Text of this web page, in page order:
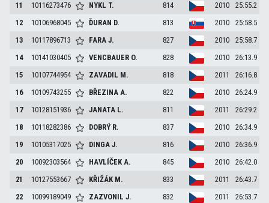
11
10116273476 NYKL T. 814 2010
25:55.2
12
10106968045 ĎURAN D. 813 2010
25:58.5
13
10117896713 FARAJ. 827 2010
25:58.7
14
10141030405 VENCBAUER O. 828 2010
26:13.9
15
10107744954 ZAVADIL M. 818 2011
26:16.8
16
10109743255 BŘEZINAA. 822 2010
26:24.9
17
10128151936 JANATA L. 811 2011
26:29.2
18
10118282386 DOBRÝ R. 837 2010
26:34.9
19
10105317025 DINGAJ. 816 2010
26:36.9
20
10092303564 HAVLÍČEKA. 845 2010
26:42.0
21
10127553667 KŘIŽÁK M. 833 2011
26:43.7
22
10099189049 ZAZVONILJ. 832 2011
26:53.7